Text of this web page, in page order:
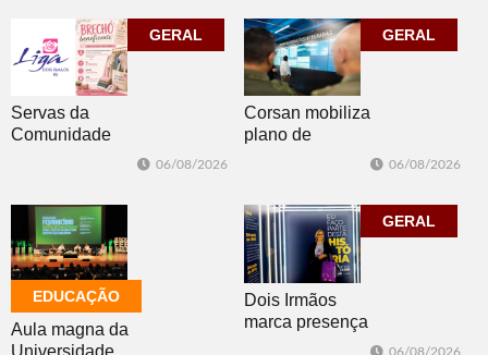
ESPORTE
GERAL
Servas da
Comunidade
06/08/2026
GERAL
Corsan mobiliza
plano de
temporais no RS
06/08/2026
EDUCAÇÃO
Aula magna da
GERAL
Dois Irmãos
marca presença
06/08/2026